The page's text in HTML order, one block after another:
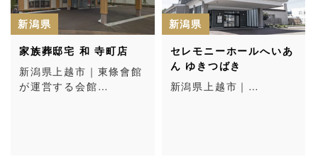
新潟県
家族葬邸宅 和 寺町店
新潟県上越市｜東條會館
が運営する会館…
新潟県
セレモニーホールへいあ
ん ゆきつばき
新潟県上越市｜…